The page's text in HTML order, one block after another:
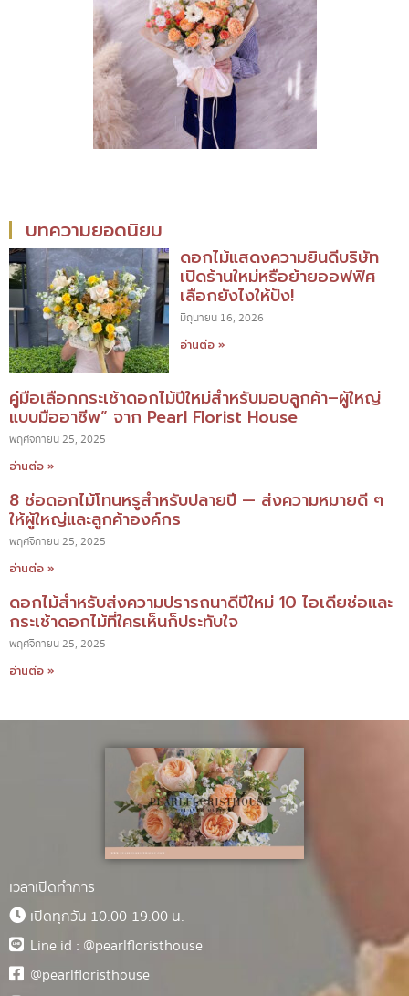
บทความยอดนิยม
ดอกไม้แสดงความยินดีบริษัท
เปิดร้านใหม่หรือย้ายออฟฟิศ
เลือกยังไงให้ปัง!
มิถุนายน 16, 2026
อ่านต่อ »
คู่มือเลือกกระเช้าดอกไม้ปีใหม่สำหรับมอบลูกค้า–ผู้ใหญ่
แบบมืออาชีพ” จาก Pearl Florist House
พฤศจิกายน 25, 2025
อ่านต่อ »
8 ช่อดอกไม้โทนหรูสำหรับปลายปี — ส่งความหมายดี ๆ
ให้ผู้ใหญ่และลูกค้าองค์กร
พฤศจิกายน 25, 2025
อ่านต่อ »
ดอกไม้สำหรับส่งความปรารถนาดีปีใหม่ 10 ไอเดียช่อและ
กระเช้าดอกไม้ที่ใครเห็นก็ประทับใจ
พฤศจิกายน 25, 2025
อ่านต่อ »
เวลาเปิดทำการ
เปิดทุกวัน 10.00-19.00 น.
Line id : @pearlfloristhouse
@pearlfloristhouse